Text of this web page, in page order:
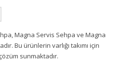
Magna Servis Sehpa ve Magna
Bu ürünlerin varlığı takımı için
sunmaktadır.